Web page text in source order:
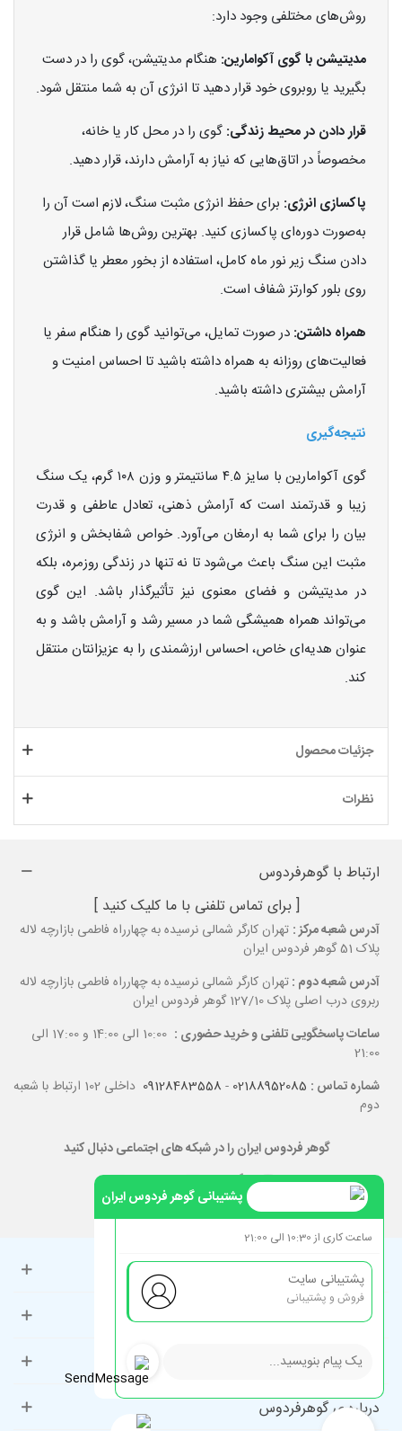
روش‌های مختلفی وجود دارد:
مدیتیشن با گوی آکوامارین: هنگام مدیتیشن، گوی را در دست
بگیرید یا روبروی خود قرار دهید تا انرژی آن به شما منتقل شود.
قرار دادن در محیط زندگی: گوی را در محل کار یا خانه،
مخصوصاً در اتاق‌هایی که نیاز به آرامش دارند، قرار دهید.
پاکسازی انرژی: برای حفظ انرژی مثبت سنگ، لازم است آن را
به‌صورت دوره‌ای پاکسازی کنید. بهترین روش‌ها شامل قرار
دادن سنگ زیر نور ماه کامل، استفاده از بخور معطر یا گذاشتن
روی بلور کوارتز شفاف است.
همراه داشتن: در صورت تمایل، می‌توانید گوی را هنگام سفر یا
فعالیت‌های روزانه به همراه داشته باشید تا احساس امنیت و
آرامش بیشتری داشته باشید.
نتیجه‌گیری
گوی آکوامارین با سایز ۴.۵ سانتیمتر و وزن ۱۰۸ گرم، یک سنگ
زیبا و قدرتمند است که آرامش ذهنی، تعادل عاطفی و قدرت
بیان را برای شما به ارمغان می‌آورد. خواص شفابخش و انرژی
مثبت این سنگ باعث می‌شود تا نه تنها در زندگی روزمره، بلکه
در مدیتیشن و فضای معنوی نیز تأثیرگذار باشد. این گوی
می‌تواند همراه همیشگی شما در مسیر رشد و آرامش باشد و به
عنوان هدیه‌ای خاص، احساس ارزشمندی را به عزیزانتان منتقل
کند.
جزئیات محصول
نظرات
ارتباط با گوهرفردوس
[ برای تماس تلفنی با ما کلیک کنید ]
آدرس شعبه مرکز : تهران کارگر شمالی نرسیده به چهارراه فاطمی بازارچه لاله
پلاک 51 گوهر فردوس ایران
آدرس شعبه دوم :تهران کارگر شمالی نرسیده به چهارراه فاطمی بازارچه لاله
ربروی درب اصلی پلاک 127/10 گوهر فردوس ایران
ساعات پاسخگویی تلفنی و خرید حضوری :
10:00 الی 14:00 و 17:00 الی
21:00
شماره تماس : 02188952085
-
09128483558
داخلی 102 ارتباط با شعبه
دوم
گوهر فردوس ایران را در شبکه های اجتماعی دنبال کنید
حساب کاربری
راهنمای مشتریان
دسته‌بندی‌های پرطرفدار
درباره ی گوهرفردوس
پشتیبانی گوهر فردوس ایران
ساعت کاری از 10:30 الی 21:00
پشتیبانی سایت
فروش و پشتیبانی